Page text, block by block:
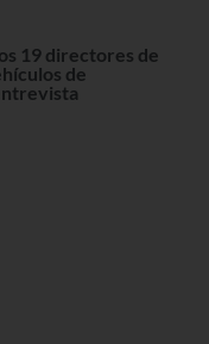
19 directores de
de